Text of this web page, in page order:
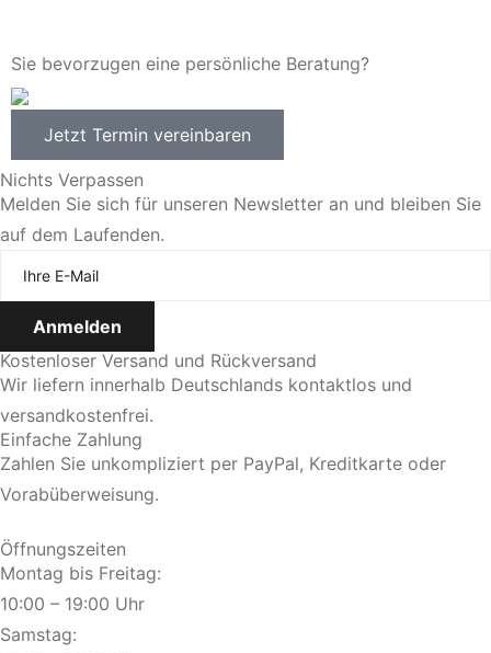
Sie bevorzugen eine persönliche Beratung?
Jetzt Termin vereinbaren
Nichts Verpassen
Melden Sie sich für unseren Newsletter an und bleiben Sie
auf dem Laufenden.
Kostenloser Versand und Rückversand
Wir liefern innerhalb Deutschlands kontaktlos und
versandkostenfrei.
Einfache Zahlung
Zahlen Sie unkompliziert per PayPal, Kreditkarte oder
Vorabüberweisung.
Öffnungszeiten
Montag bis Freitag:
10:00 – 19:00 Uhr
Samstag: